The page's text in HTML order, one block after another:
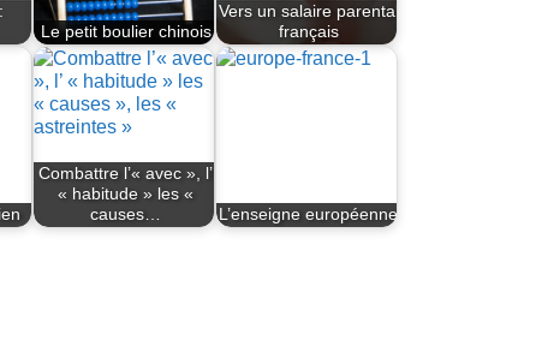
Le petit boulier chinois
Vers un salaire parental
français
Combattre l’« avec », l’
« habitude » les «
causes…
L’enseigne européenne